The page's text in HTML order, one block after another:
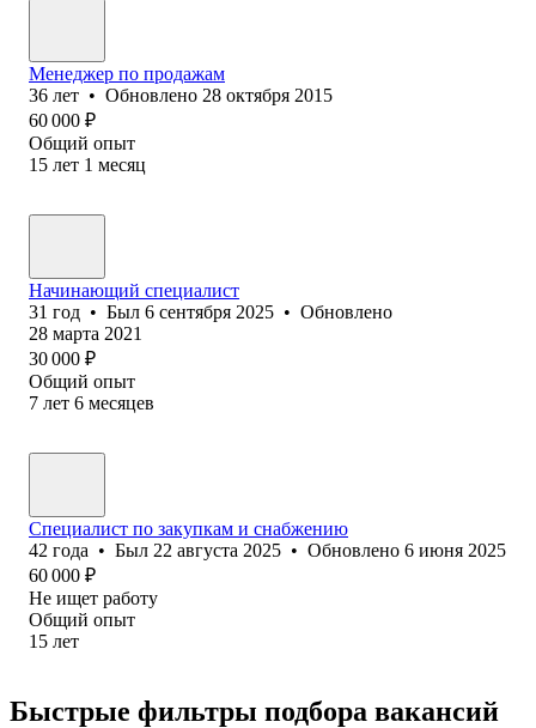
Менеджер по продажам
36 лет • Обновлено 28 октября 2015
60 000 ₽
Общий опыт
15 лет 1 месяц
Начинающий специалист
31 год • Был 6 сентября 2025 • Обновлено
28 марта 2021
30 000 ₽
Общий опыт
7 лет 6 месяцев
Специалист по закупкам и снабжению
42 года • Был 22 августа 2025 • Обновлено 6 июня 2025
60 000 ₽
Не ищет работу
Общий опыт
15 лет
Быстрые фильтры подбора вакансий